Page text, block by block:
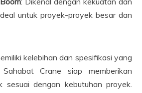
untuk proyek-proyek besar dan
kelebihan dan spesifikasi yang
Crane siap memberikan
sesuai dengan kebutuhan proyek.